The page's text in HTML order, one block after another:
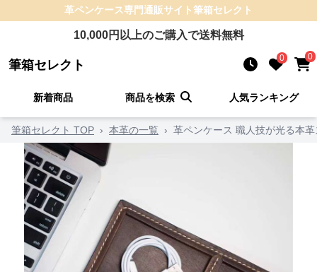
革ペンケース専門通販サイト筆箱セレクト
10,000円以上のご購入で送料無料
筆箱セレクト 0 0
新着商品 商品を検索 人気ランキング
筆箱セレクト TOP › 本革の一覧 › 革ペンケース 職人技が光る本